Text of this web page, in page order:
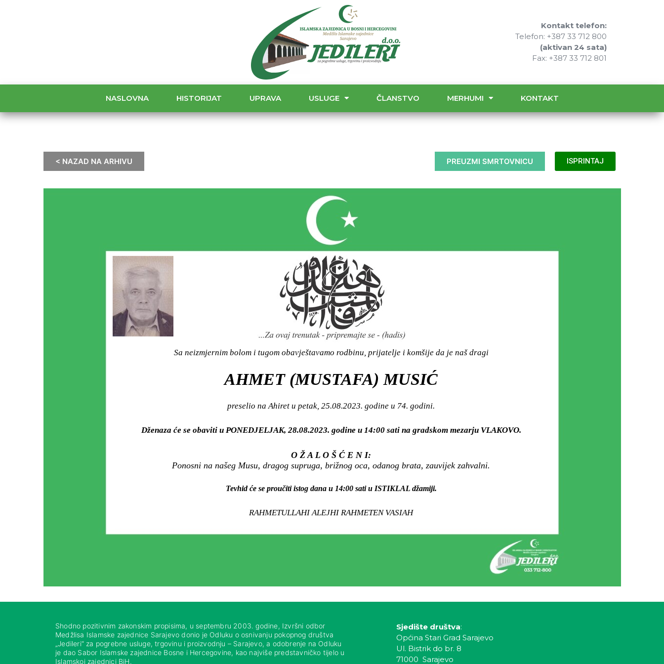
Kontakt telefon:
Telefon: +387 33 712 800
(aktivan 24 sata)
Fax: +387 33 712 801
NASLOVNA HISTORIJAT UPRAVA USLUGE ČLANSTVO MERHUMI KONTAKT
< NAZAD NA ARHIVU PREUZMI SMRTOVNICU ISPRINTAJ
Sa neizmjernim bolom i tugom obavještavamo rodbinu, prijatelje i komšije da je naš dragi
AHMET (MUSTAFA) MUSIĆ
preselio na Ahiret u petak, 25.08.2023. godine u 74. godini.
Dženaza će se obaviti u PONEDJELJAK, 28.08.2023. godine u 14:00 sati na gradskom mezarju VLAKOVO.
O Ž A L O Š Ć E N I:
Ponosni na našeg Musu, dragog supruga, brižnog oca, odanog brata, zauvijek zahvalni.
Tevhid će se proučiti istog dana u 14:00 sati u ISTIKLAL džamiji.
RAHMETULLAHI ALEJHI RAHMETEN VASIAH
Shodno pozitivnim zakonskim propisima, u septembru 2003. godine, Izvršni odbor
Medžlisa Islamske zajednice Sarajevo donio je Odluku o osnivanju pokopnog društva
„Jedileri“ za pogrebne usluge, trgovinu i proizvodnju – Sarajevo, a odobrenje na Odluku
je dao Sabor Islamske zajednice Bosne i Hercegovine, kao najviše predstavničko tijelo u
Islamskoj zajednici BiH.
Sjedište društva:
Općina Stari Grad Sarajevo
Ul. Bistrik do br. 8
71000 Sarajevo